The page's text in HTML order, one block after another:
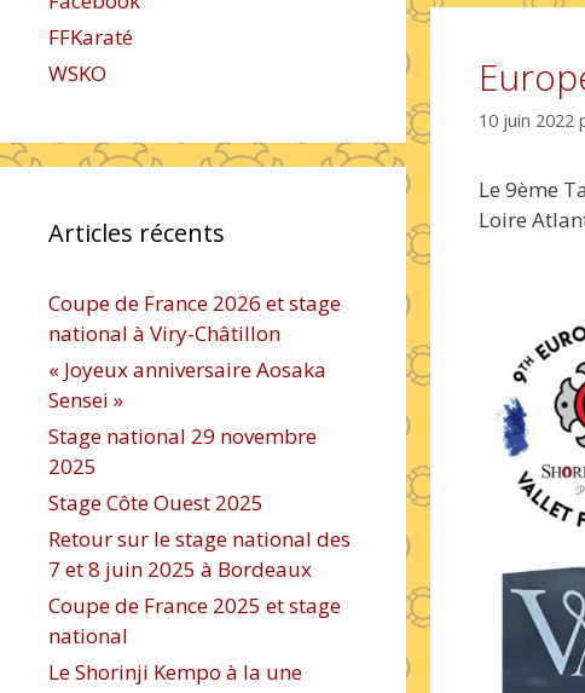
10 juin 2022
Le 9ème
Loire
FFKaraté
WSKO
Articles récents
Coupe de France 2026 et stage
national à Viry-Châtillon
« Joyeux anniversaire Aosaka
Sensei »
Stage national 29 novembre
2025
Stage Côte Ouest 2025
Retour sur le stage national des
7 et 8 juin 2025 à Bordeaux
Coupe de France 2025 et stage
national
Le Shorinji Kempo à la une